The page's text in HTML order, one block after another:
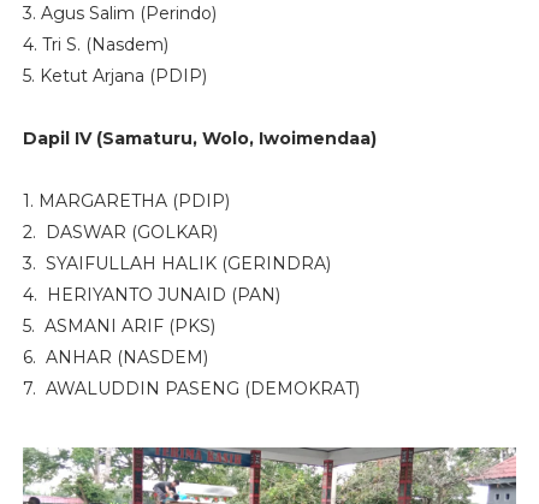
3. Agus Salim (Perindo)
4. Tri S. (Nasdem)
5. Ketut Arjana (PDIP)
Dapil IV (Samaturu, Wolo, Iwoimendaa)
1. MARGARETHA (PDIP)
2. DASWAR (GOLKAR)
3. SYAIFULLAH HALIK (GERINDRA)
4. HERIYANTO JUNAID (PAN)
5. ASMANI ARIF (PKS)
6. ANHAR (NASDEM)
7. AWALUDDIN PASENG (DEMOKRAT)